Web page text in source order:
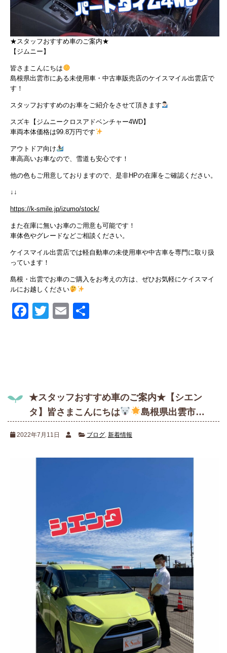
★スタッフおすすめ車のご案内★
【ジムニー】
皆さまこんにちは
島根県出雲市にある未使用車・中古車販売店のケイスマイル出雲店で
す！
スタッフおすすめのお車をご紹介をさせて頂きます
スズキ【ジムニークロスアドベンチャー4WD】
車両本体価格は99.8万円です
アウトドア向け
車高高いお車なので、雪道も安心です！
他の色もご用意しておりますので、是非HPの在庫をご確認ください。
↓↓
https://k-smile.jp/izumo/stock/
また在庫に無いお車のご用意も可能です！
車体色やグレードなどご相談ください。
ケイスマイル出雲店では軽自動車の未使用車や中古車を専門に取り扱
っています！
島根・出雲でお車のご購入をお考えの方は、ぜひお気軽にケイスマイ
ルにお越しください
Facebook
Twitter
Email
★スタッフおすすめ車のご案内★【シエン
タ】皆さまこんにちは
島根県出雲市…
2022年7月11日 ブログ 新着情報